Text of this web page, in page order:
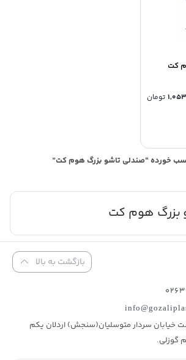
کت
تومان
خورده “صندلی تاشو بزرگ هوم کت”
بزرگ هوم کت
بازگشت به بالا
خیابان سردار متوسلیان(سنجش) اردلان یکم
گوزلی.